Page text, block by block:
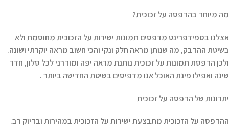
מה מיוחד בהדפסה על זכוכית?
אצלנו בספידפרינט מדפסים תמונות ישירות על הזכוכית מחוסמת ולא
בשיטת ההדבק, מה שנותן מראה חלק ונקי והכי חשוב מראה יוקרתי ושונה.
ולכן הדפסת תמונות על זכוכית נותנת מראה יפה ומודרני לכל סלון, חדר
שינה ואפילו פינת האוכל אנו מדפיסים בשיטת החדישה ביותר .
יתרונות של הדפסה על זכוכית
ההדפסה על הזכוכית מתבצעת ישירות על הזכוכית במהירות ובדיוק רב.